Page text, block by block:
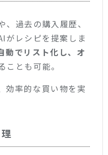
過去の購入履歴、
がレシピを提案しま
動でリスト化し、オ
ことも可能。
効率的な買い物を実